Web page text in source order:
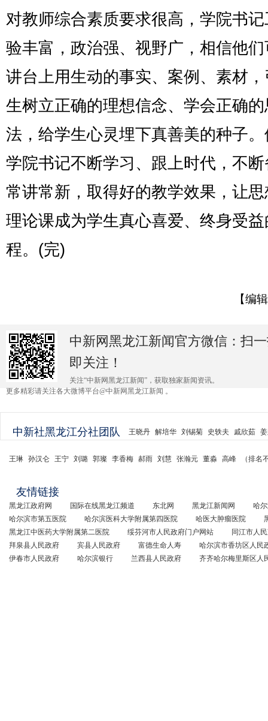
对教师综合素质要求很高，学院书
验丰富，政治强、视野广，相信他
讲台上用生动的事实、案例、素材
生树立正确的理想信念、学会正确
法，给学生心灵埋下真善美的种子
学院书记不断学习、跟上时代，不
常讲常新，取得好的教学效果，让
理论课成为学生真心喜爱、终身受
程。(完)
【编
中新网黑龙江新闻官方微信：扫
即关注！
关注“中新网黑龙江新闻”，获取独家新闻资讯。
更多精彩请关注各大微博平台@中新网黑龙江新闻 。
中新社黑龙江分社团队 王晓丹 解培华 刘锡菊 史轶夫 戚欣茹
王琳 孙汉仑 王宁 刘璐 郭璨 李香梅 郝雨 刘慧 张瀚元 董淼 高峰 （排名
友情链接
黑龙江政府网 国际在线黑龙江频道 东北网 黑龙江新闻网
哈
哈尔滨市第五医院
哈尔滨医科大学附属第四医院 哈医大肿瘤医院
黑龙江中医药大学附属第二医院
绥芬河市人民政府门户网站
同江市人
拜泉县人民政府
宾县人民政府 富德生命人寿
哈尔滨市香坊区人民
伊春市人民政府
哈尔滨银行 兰西县人民政府 齐齐哈尔梅里斯区人